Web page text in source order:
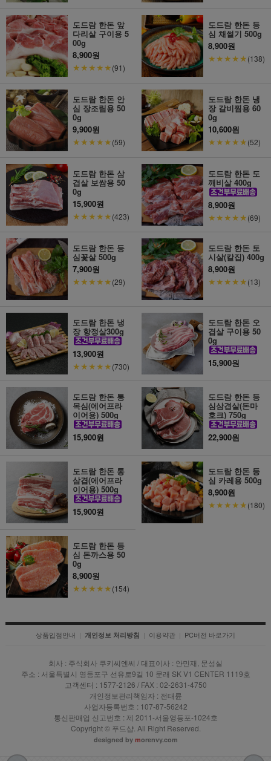
도드람 한돈 앞
다리살 구이용 5
00g
8,900원
★★★★★(91)
도드람 한돈 등
심 채썰기 500g
8,900원
★★★★★(138)
도드람 한돈 안
심 장조림용 50
0g
9,900원
★★★★★(59)
도드람 한돈 냉
장 갈비찜용 60
0g
10,600원
★★★★★(52)
도드람 한돈 삼
겹살 보쌈용 50
0g
15,900원
★★★★★(423)
도드람 한돈 도
깨비살 400g
8,900원
★★★★★(69)
도드람 한돈 등
심꽃살 500g
7,900원
★★★★★(29)
도드람 한돈 토
시살(칼집) 400g
8,900원
★★★★★(13)
도드람 한돈 냉
장 항정살300g
13,900원
★★★★★(730)
도드람 한돈 오
겹살 구이용 50
0g
15,900원
도드람 한돈 통
목심(에어프라
이어용) 500g
15,900원
도드람 한돈 등
심삼겹살(돈마
호크) 750g
22,900원
도드람 한돈 통
삼겹(에어프라
이어용) 500g
15,900원
도드람 한돈 등
심 카레용 500g
8,900원
★★★★★(180)
도드람 한돈 등
심 돈까스용 50
0g
8,900원
★★★★★(154)
상품입점안내 | 개인정보 처리방침 | 이용약관 | PC버전 바로가기
회사 : 주식회사 쿠키씨엔씨 / 대표이사 : 안민재, 문성실
주소 : 서울특별시 영등포구 선유로9길 10 문래 SK V1 CENTER 1119호
고객센터 : 1577-2126 / FAX : 02-2631-4750
개인정보관리책임자 : 전태륜
사업자등록번호 : 107-87-56242
통신판매업 신고번호 : 제 2011-서울영등포-1024호
Copyright © 푸드샵. All Right Reserved.
designed by morenvy.com